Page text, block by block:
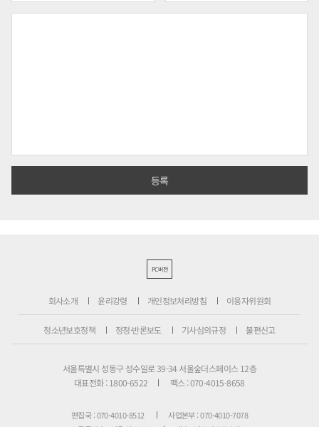
PC버전
회사소개 윤리강령 개인정보처리방침 이용자위원회
청소년보호정책 정정·반론보도 기사심의규정 불편신고
서울특별시 성동구 성수일로 39-34 서울숲더스페이스 12층
대표전화 : 1800-6522
팩스 : 070-4015-8658
편집국 : 070-4010-8512
사업본부 : 070-4010-7078